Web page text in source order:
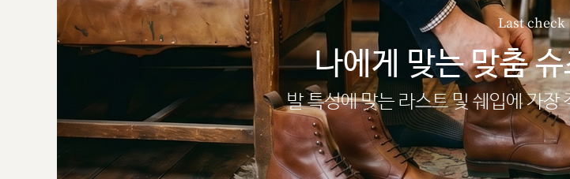
Last check
나에게 맞는 맞춤
발 특성에 맞는 라스트 및 쉐입에 가장